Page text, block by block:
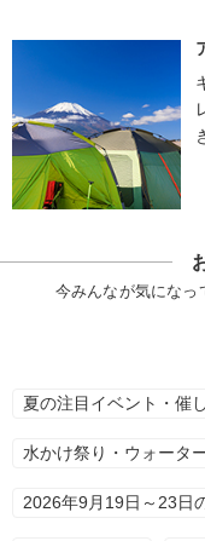
今みんなが気になっ
夏の注目イベント・催
水かけ祭り・ウォータ
2026年9月19日～23日